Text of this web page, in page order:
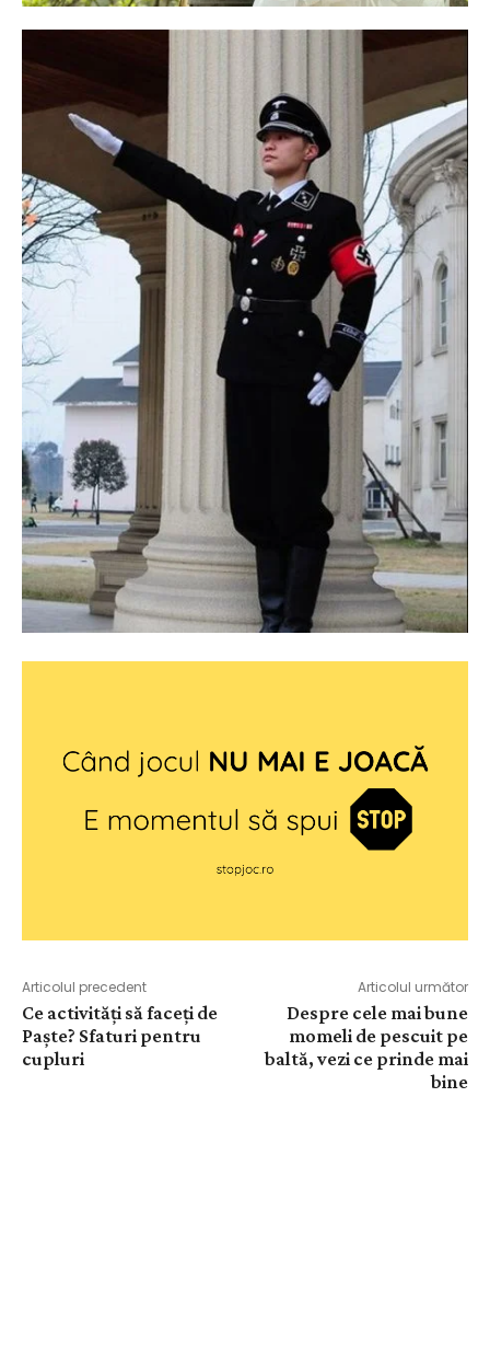
Articolul precedent
Ce activități să faceți de
Paște? Sfaturi pentru
cupluri
Articolul următor
Despre cele mai bune
momeli de pescuit pe
baltă, vezi ce prinde mai
bine